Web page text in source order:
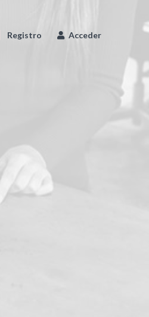
Registro Acceder